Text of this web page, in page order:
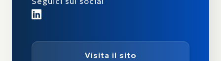
Visita il sito